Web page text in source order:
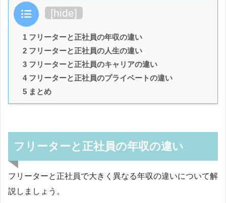
目次 [hide]
1 フリーターと正社員の年収の違い
2 フリーターと正社員の人生の違い
3 フリーターと正社員のキャリアの違い
4 フリーターと正社員のプライベートの違い
5 まとめ
フリーターと正社員の年収の違い
フリーターと正社員で大きく異なる年収の違いについて解
説しましょう。